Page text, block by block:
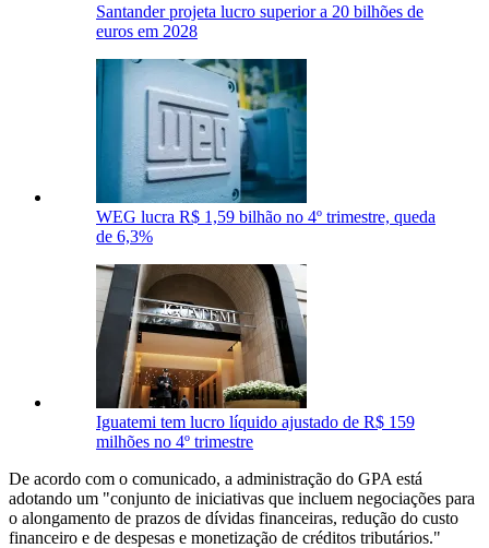
Santander projeta lucro superior a 20 bilhões de
euros em 2028
WEG lucra R$ 1,59 bilhão no 4º trimestre, queda
de 6,3%
Iguatemi tem lucro líquido ajustado de R$ 159
milhões no 4º trimestre
De acordo com o comunicado, a administração do GPA está
adotando um "conjunto de iniciativas que incluem negociações para
o alongamento de prazos de dívidas financeiras, redução do custo
financeiro e de despesas e monetização de créditos tributários."